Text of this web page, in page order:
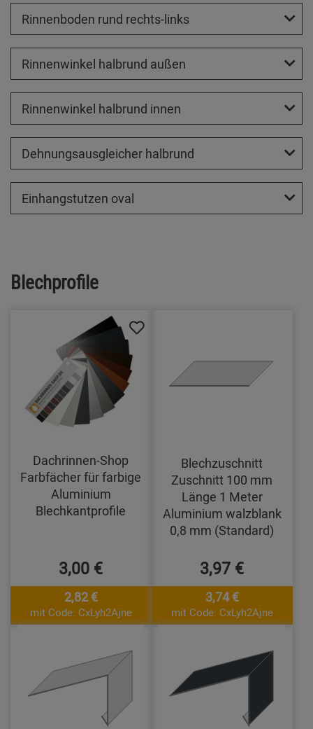
Rinnenboden rund rechts-links
Rinnenwinkel halbrund außen
Rinnenwinkel halbrund innen
Dehnungsausgleicher halbrund
Einhangstutzen oval
Blechprofile
Dachrinnen-Shop
Farbfächer für farbige
Aluminium
Blechkantprofile
3,00 €
2,82 €
mit Code: CxLyh2Ajne
Blechzuschnitt
Zuschnitt 100 mm
Länge 1 Meter
Aluminium walzblank
0,8 mm (Standard)
3,97 €
3,74 €
mit Code: CxLyh2Ajne